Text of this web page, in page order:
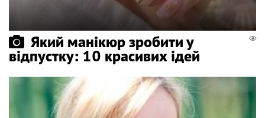
Який манікюр зробити у
відпустку: 10 красивих ідей